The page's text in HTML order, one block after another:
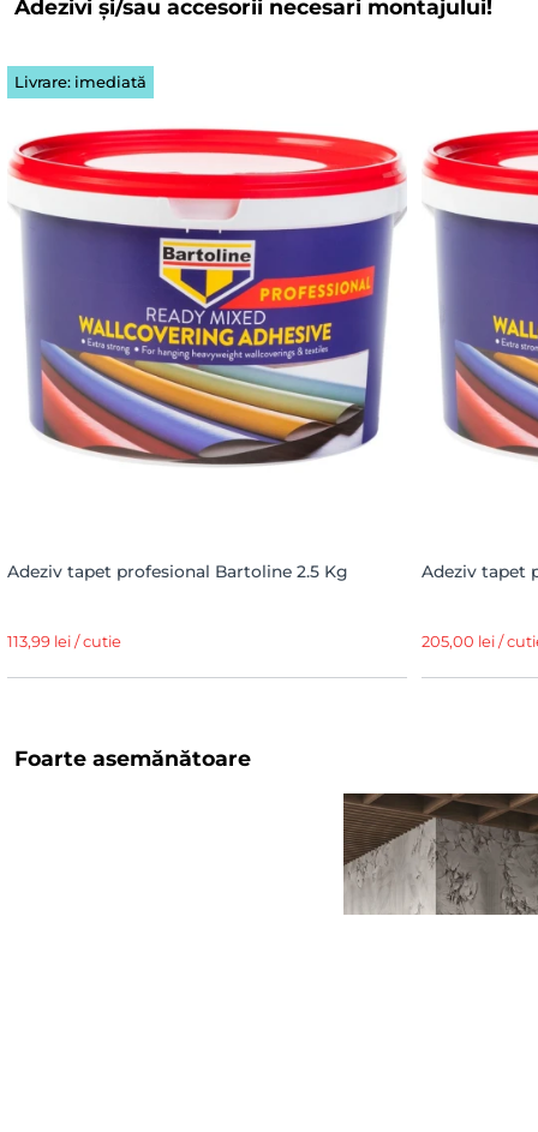
Adezivi și/sau accesorii necesari montajului!
Livrare: imediată
Adeziv tapet profesional Bartoline 2.5 Kg
113,99 lei / cutie
Adeziv tapet
205,00 lei /
Foarte asemănătoare